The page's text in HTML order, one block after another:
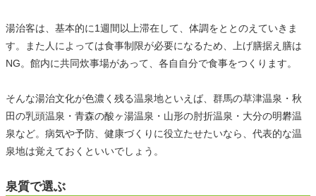
湯治客は、基本的に1週間以上滞在して、体調をととのえていきま
す。また人によっては食事制限が必要になるため、上げ膳据え膳は
NG。館内に共同炊事場があって、各自自分で食事をつくります。
そんな湯治文化が色濃く残る温泉地といえば、群馬の草津温泉・秋
田の乳頭温泉・青森の酸ヶ湯温泉・山形の肘折温泉・大分の明礬温
泉など。病気や予防、健康づくりに役立たせたいなら、代表的な温
泉地は覚えておくといいでしょう。
泉質で選ぶ